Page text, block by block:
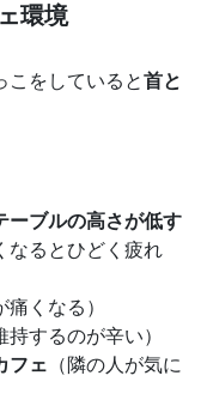
環境
こをしていると首と
ーブルの高さが低す
なるとひどく疲れ
痛くなる）
持するのが辛い）
フェ （隣の人が気に